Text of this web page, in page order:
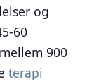
og
60
900
terapi